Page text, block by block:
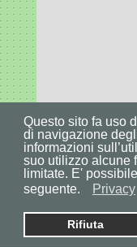
Questo sito fa uso
di navigazione
informazioni
suo utilizzo alcune
limitate. E'
seguente.
Privacy
Rifiuta